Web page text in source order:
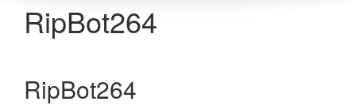
RipBot264
RipBot264